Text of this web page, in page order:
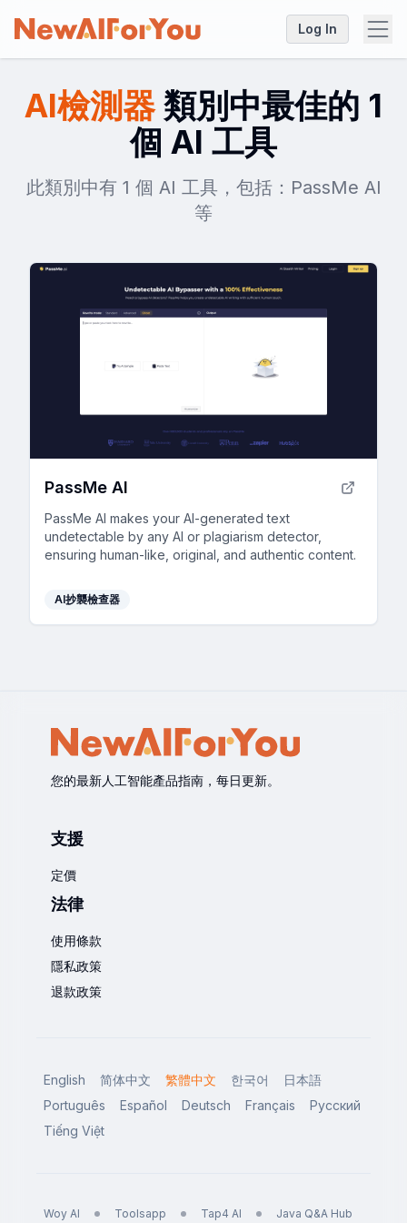
Log In
AI檢測器類別中最佳的 1
個 AI 工具
此類別中有 1 個 AI 工具，包括：PassMe AI
等
PassMe AI
PassMe AI makes your AI-generated text
undetectable by any AI or plagiarism detector,
ensuring human-like, original, and authentic content.
AI抄襲檢查器
您的最新人工智能產品指南，每日更新。
支援
定價
法律
使用條款
隱私政策
退款政策
English 简体中文 繁體中文 한국어
日本語
Português
Español Deutsch Français
Русский
Tiếng Việt
Woy AI Toolsapp Tap4 AI Java Q&A Hub